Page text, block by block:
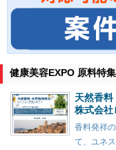
健康美容EXPO 原料特集
天然香
株式会社
香料発祥
て、ユネ